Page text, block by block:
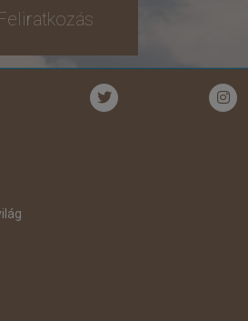
Ft-tól
és árak